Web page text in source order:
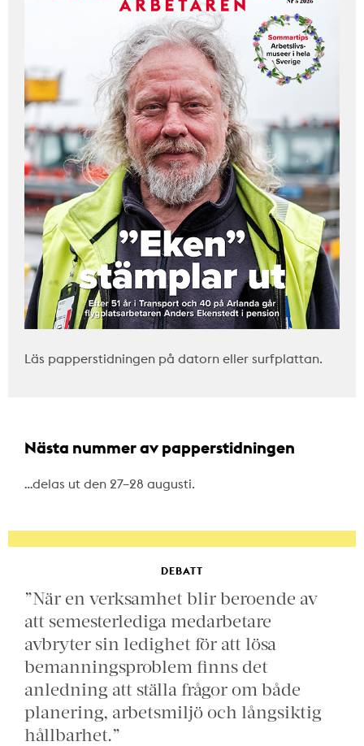
Läs papperstidningen på datorn eller surfplattan.
Nästa nummer av papperstidningen
…delas ut den 27–28 augusti.
DEBATT
”När en verksamhet blir beroende av
att semesterlediga medarbetare
avbryter sin ledighet för att lösa
bemanningsproblem finns det
anledning att ställa frågor om både
planering, arbetsmiljö och långsiktig
hållbarhet.”